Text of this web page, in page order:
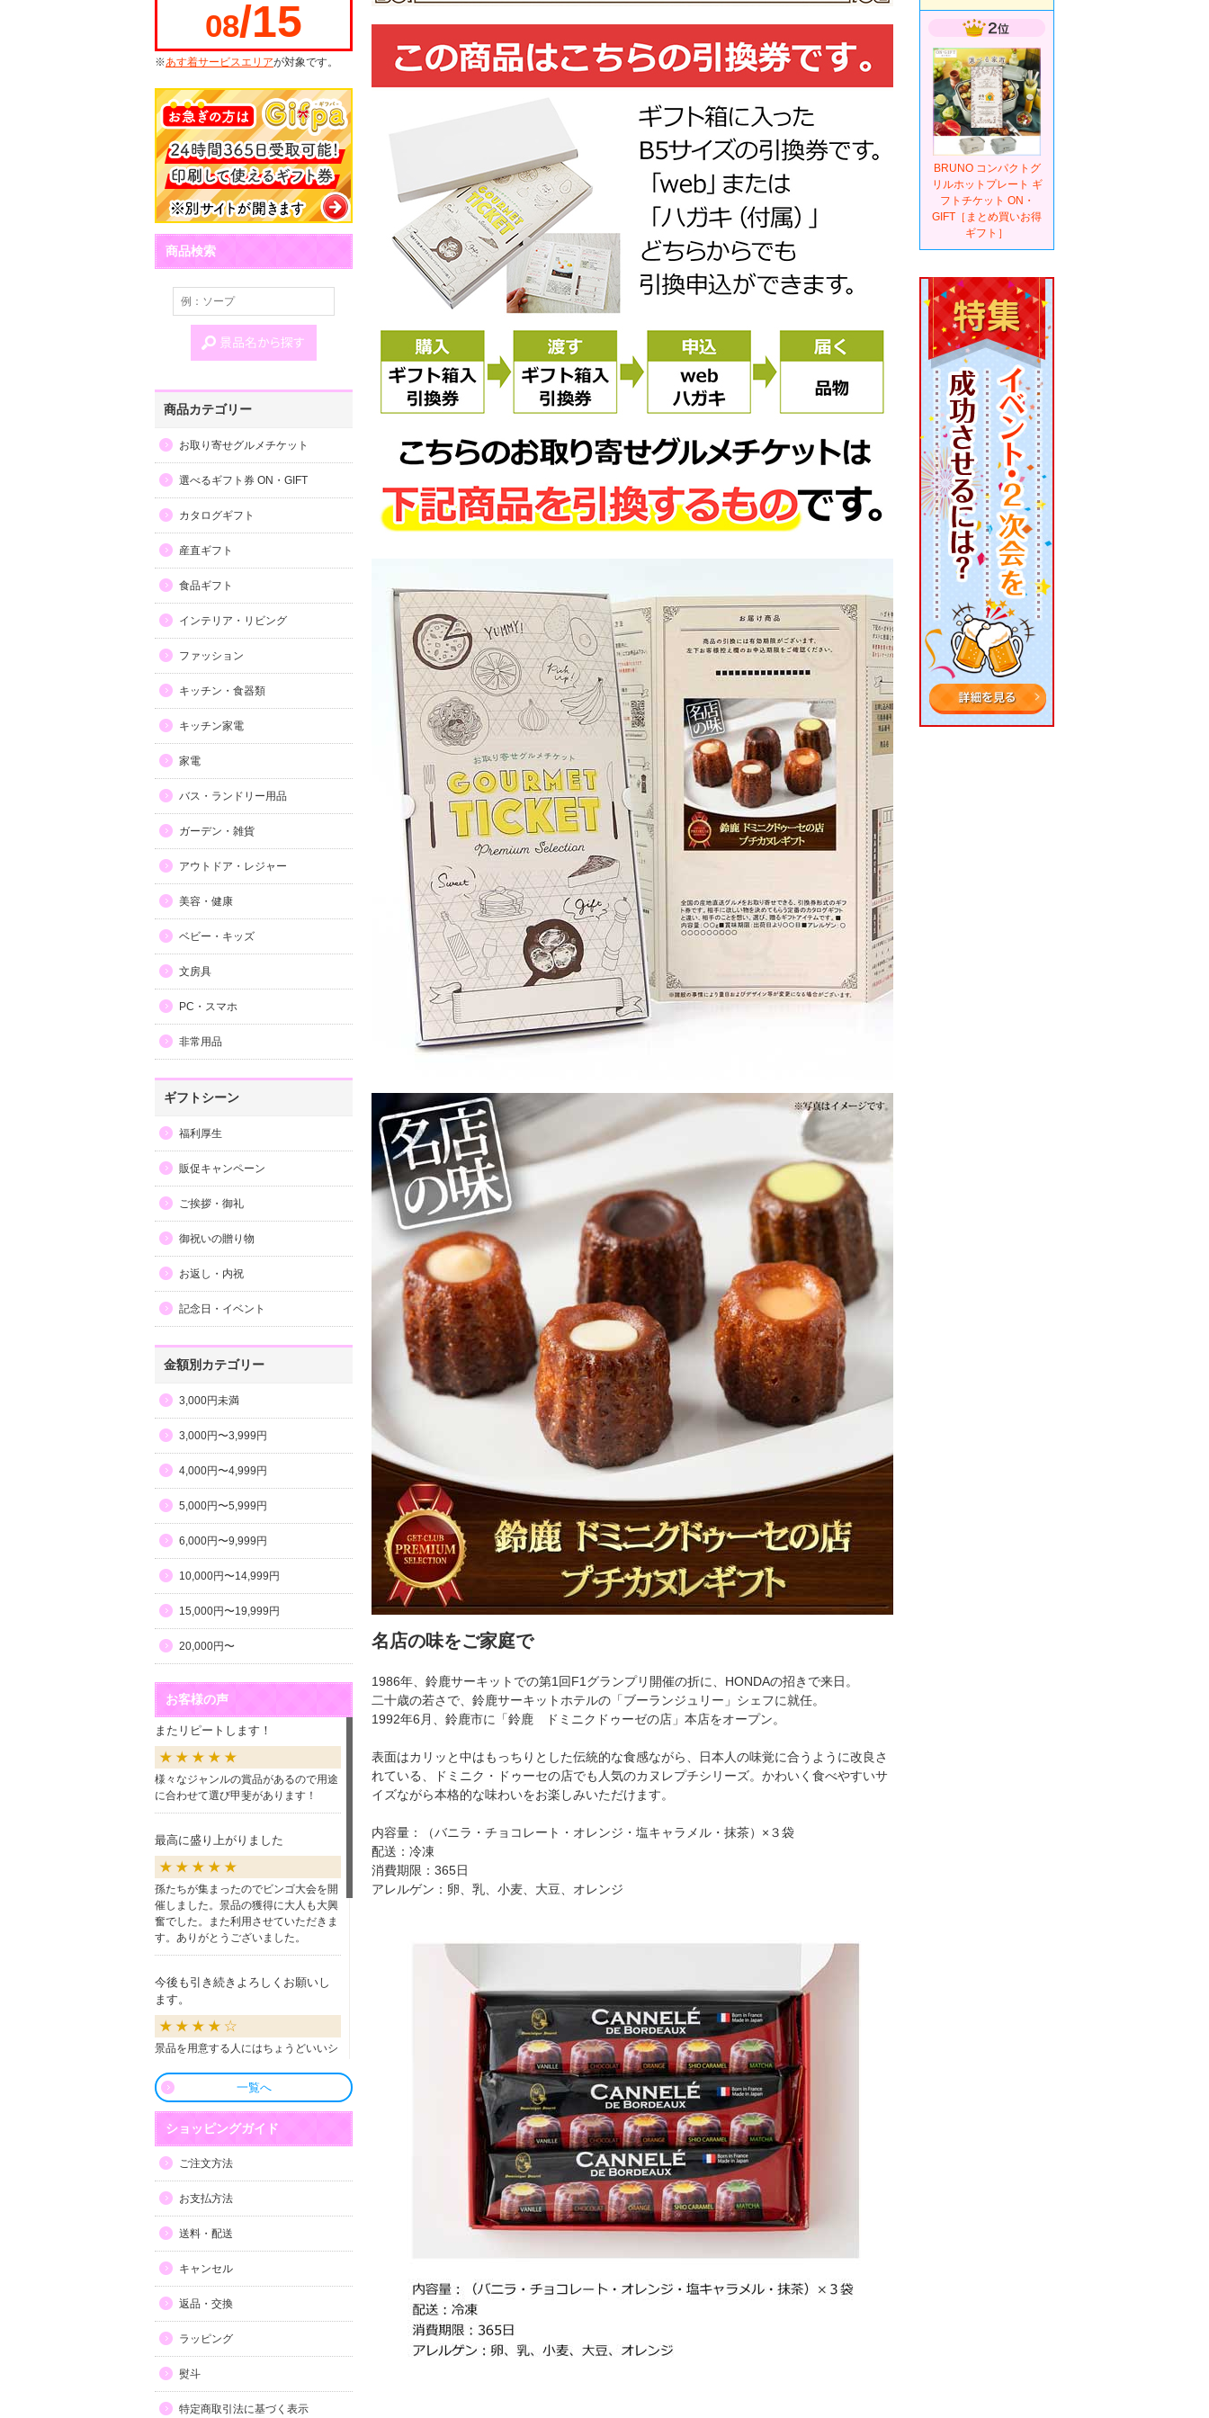
08/15
※あす着サービスエリアが対象です。
商品検索
商品カテゴリー
お取り寄せグルメチケット
選べるギフト券 ON・GIFT
カタログギフト
産直ギフト
食品ギフト
インテリア・リビング
ファッション
キッチン・食器類
キッチン家電
家電
バス・ランドリー用品
ガーデン・雑貨
アウトドア・レジャー
美容・健康
ベビー・キッズ
文房具
PC・スマホ
非常用品
ギフトシーン
福利厚生
販促キャンペーン
ご挨拶・御礼
御祝いの贈り物
お返し・内祝
記念日・イベント
金額別カテゴリー
3,000円未満
3,000円〜3,999円
4,000円〜4,999円
5,000円〜5,999円
6,000円〜9,999円
10,000円〜14,999円
15,000円〜19,999円
20,000円〜
お客様の声
またリピートします！
様々なジャンルの賞品があるので用途
に合わせて選び甲斐があります！
最高に盛り上がりました
孫たちが集まったのでビンゴ大会を開
催しました。景品の獲得に大人も大興
奮でした。また利用させていただきま
す。ありがとうございました。
今後も引き続きよろしくお願いし
ます。
景品を用意する人にはちょうどいいシ
良かったです
商品も直ぐに届き、一つづづ丁寧に梱
まりのビンゴで利用しましたが、みん
な喜んでもらえました。
利用しやすい
目録景品をよく利用しています。豪華
す。手配が早いので便利です。
一覧へ
ショッピングガイド
ご注文方法
お支払方法
送料・配送
キャンセル
返品・交換
ラッピング
熨斗
特定商取引法に基づく表示
名店の味をご家庭で
1986年、鈴鹿サーキットでの第1回F1グランプリ開催の折に、HONDAの招きで来日。
二十歳の若さで、鈴鹿サーキットホテルの「ブーランジュリー」シェフに就任。
1992年6月、鈴鹿市に「鈴鹿 ドミニクドゥーゼの店」本店をオープン。
表面はカリッと中はもっちりとした伝統的な食感ながら、日本人の味覚に合うように改良さ
れている、ドミニク・ドゥーセの店でも人気のカヌレプチシリーズ。かわいく食べやすいサ
イズながら本格的な味わいをお楽しみいただけます。
内容量：（バニラ・チョコレート・オレンジ・塩キャラメル・抹茶）×３袋
配送：冷凍
消費期限：365日
アレルゲン：卵、乳、小麦、大豆、オレンジ
BRUNO コンパクトグ
リルホットプレート ギ
フトチケット ON・
GIFT［まとめ買いお得
ギフト］